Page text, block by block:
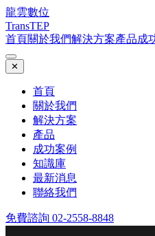
龍雲數位
TransTEP
首頁關於我們解決方案產品成
✕
首頁
關於我們
解決方案
產品
成功案例
知識庫
最新消息
聯絡我們
免費諮詢 02-2558-8848